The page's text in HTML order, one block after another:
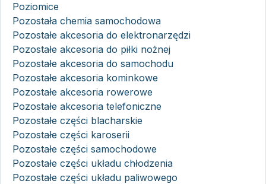
Poziomice
Pozostała chemia samochodowa
Pozostałe akcesoria do elektronarzędzi
Pozostałe akcesoria do piłki nożnej
Pozostałe akcesoria do samochodu
Pozostałe akcesoria kominkowe
Pozostałe akcesoria rowerowe
Pozostałe akcesoria telefoniczne
Pozostałe części blacharskie
Pozostałe części karoserii
Pozostałe części samochodowe
Pozostałe części układu chłodzenia
Pozostałe części układu paliwowego